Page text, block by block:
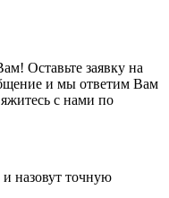
Оставьте заявку на
и мы ответим Вам
с нами по
назовут точную